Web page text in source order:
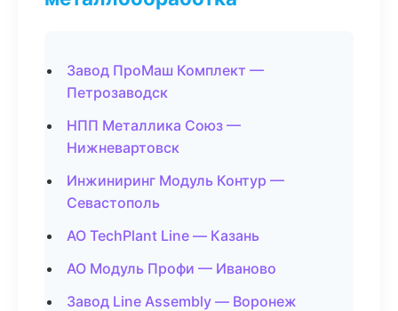
Завод ПроМаш Комплект —
Петрозаводск
НПП Металлика Союз —
Нижневартовск
Инжиниринг Модуль Контур —
Севастополь
АО TechPlant Line — Казань
АО Модуль Профи — Иваново
Завод Line Assembly — Воронеж